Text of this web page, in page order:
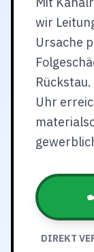
wir
Ursache
Uhr
DIREKT